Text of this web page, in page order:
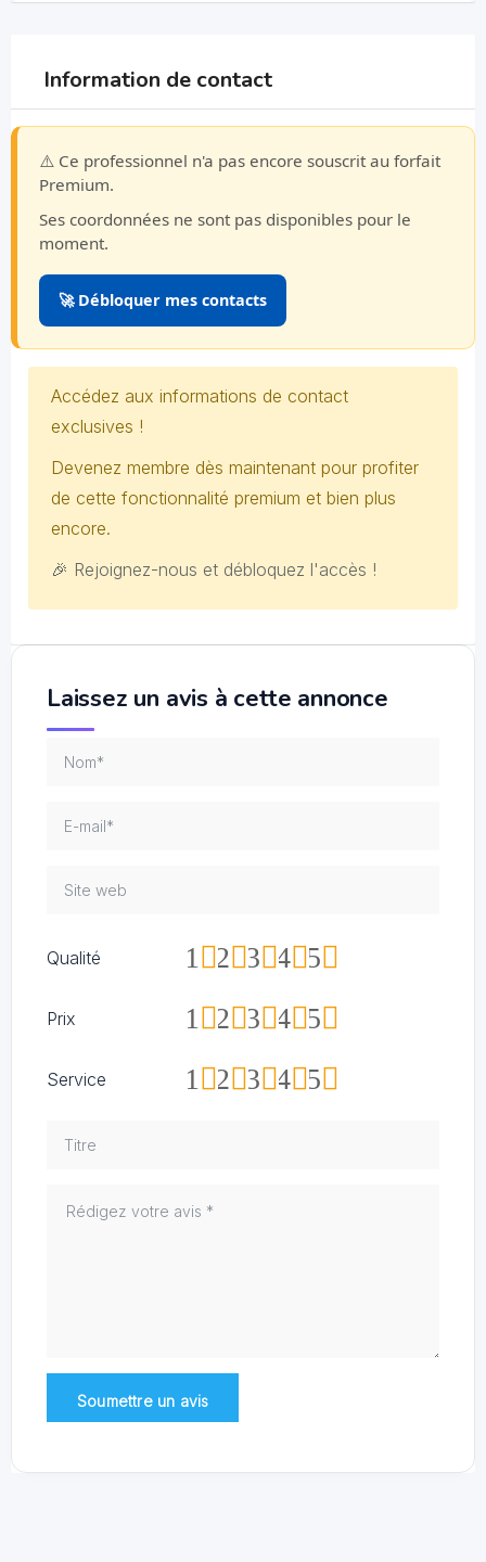
Information de contact
⚠️ Ce professionnel n'a pas encore souscrit au forfait
Premium.
Ses coordonnées ne sont pas disponibles pour le
moment.
🚀 Débloquer mes contacts
Accédez aux informations de contact
exclusives !
Devenez membre dès maintenant pour profiter
de cette fonctionnalité premium et bien plus
encore.
🎉 Rejoignez-nous et débloquez l'accès !
Laissez un avis à cette annonce
Qualité 5
4
3
2
1
Prix 5
4
3
2
1
Service 5
4
3
2
1